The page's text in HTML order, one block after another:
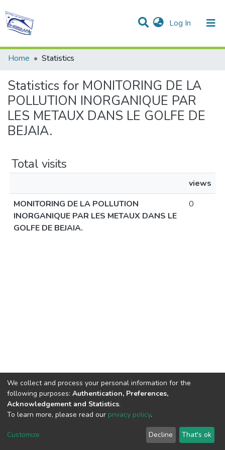
Log In (current)
Communities & Collections
All of DSpace
Home
Statistics
Statistics for MONITORING DE LA
POLLUTION INORGANIQUE PAR
LES METAUX DANS LE GOLFE DE
BEJAIA.
Total visits
views
MONITORING DE LA POLLUTION
INORGANIQUE PAR LES METAUX DANS LE
GOLFE DE BEJAIA.
0
© 2025 ENSSMAL – Tous droits réservés.
Dépôt numérique :
dspace@enssmal.edu.dz
We collect and process your personal information for the
following purposes: Authentication, Preferences,
Acknowledgement and Statistics.
To learn more, please read our privacy policy.
Customize Decline That's ok